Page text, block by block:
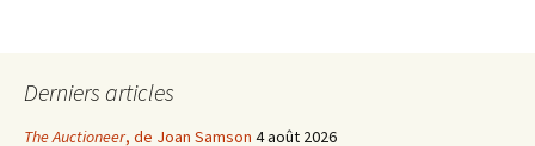
Derniers articles
The Auctioneer, de Joan Samson 4 août 2026